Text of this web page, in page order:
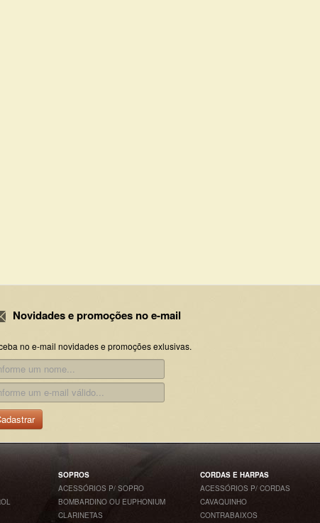
Novidades e promoções no e-mail
no e-mail novidades e promoções exlusivas.
SOPROS
ACESSÓRIOS P/ SOPRO
BOMBARDINO OU EUPHONIUM
CLARINETAS
CORDAS E HARPAS
ACESSÓRIOS P/ CORDAS
CAVAQUINHO
CONTRABAIXOS